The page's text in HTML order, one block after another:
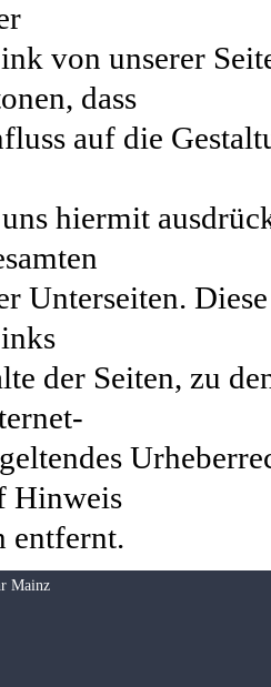
von unserer
dass
auf die
hiermit
Unterseiten.
der Seiten, zu
Hinweis
entfernt.
Mainz